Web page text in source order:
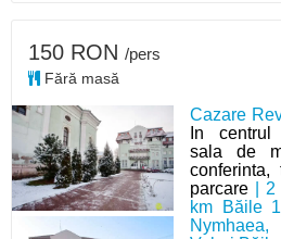
Cazare
In centrul
sala de
conferinta,
parcare | 2
km Băile
150 RON /pers
Fără masă